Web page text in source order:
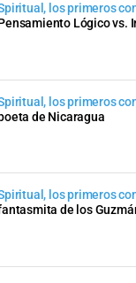
los primeros
Lógico vs.
los primeros
de Nicaragua
los primeros
de los